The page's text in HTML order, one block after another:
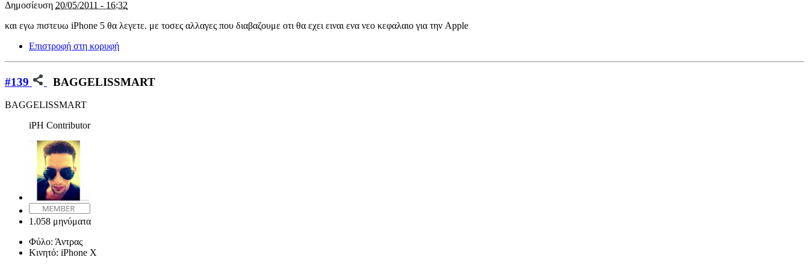
Δημοσίευση 20/05/2011 - 16:32
και εγω πιστευω iPhone 5 θα λεγετε. με τοσες αλλαγες που διαβαζουμε οτι θα εχει ειναι ενα νεο κεφαλαιο για την Apple
Επιστροφή στη κορυφή
#139 BAGGELISSMART
BAGGELISSMART
iPH Contributor
1.058 μηνύματα
Φύλο: Άντρας
Κινητό: iPhone X